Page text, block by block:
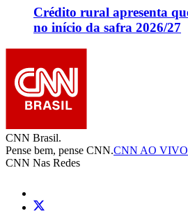
Crédito rural apresenta
no início da safra 2026/27
CNN Brasil.
Pense bem, pense CNN.CNN AO VIVO
CNN Nas Redes